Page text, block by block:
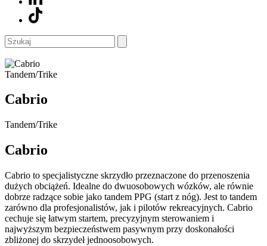
Tandem/Trike
Cabrio
Tandem/Trike
Cabrio
Cabrio to specjalistyczne skrzydło przeznaczone do przenoszenia
dużych obciążeń. Idealne do dwuosobowych wózków, ale równie
dobrze radzące sobie jako tandem PPG (start z nóg). Jest to tandem
zarówno dla profesjonalistów, jak i pilotów rekreacyjnych. Cabrio
cechuje się łatwym startem, precyzyjnym sterowaniem i
najwyższym bezpieczeństwem pasywnym przy doskonałości
zbliżonej do skrzydeł jednoosobowych.